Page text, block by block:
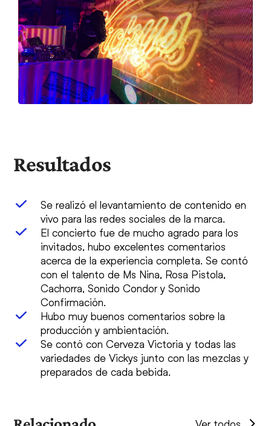
Resultados
Se realizó el levantamiento de contenido en
vivo para las redes sociales de la marca.
El concierto fue de mucho agrado para los
invitados, hubo excelentes comentarios
acerca de la experiencia completa. Se contó
con el talento de Ms Nina, Rosa Pistola,
Cachorra, Sonido Condor y Sonido
Confirmación.
Hubo muy buenos comentarios sobre la
producción y ambientación.
Se contó con Cerveza Victoria y todas las
variedades de Vickys junto con las mezclas y
preparados de cada bebida.